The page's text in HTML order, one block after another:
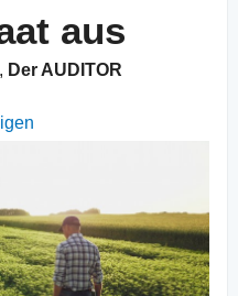
aus
, Der AUDITOR